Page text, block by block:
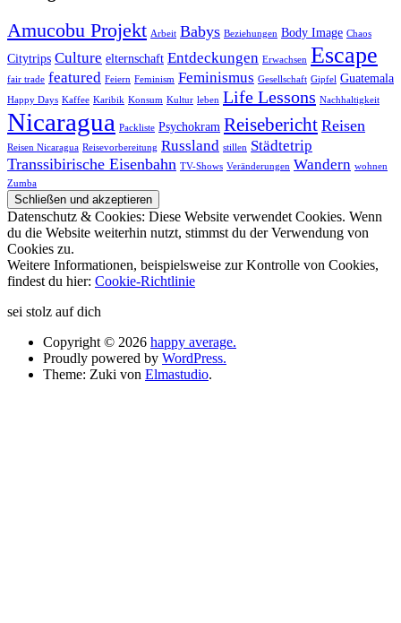
Amucobu Projekt Arbeit Babys Beziehungen Body Image Chaos
Citytrips Culture elternschaft Entdeckungen Erwachsen Escape
fair trade featured Feiern Feminism Feminismus Gesellschaft Gipfel Guatemala
Happy Days Kaffee Karibik Konsum Kultur leben Life Lessons Nachhaltigkeit
Nicaragua Packliste Psychokram Reisebericht Reisen
Reisen Nicaragua Reisevorbereitung Russland stillen Städtetrip
Transsibirische Eisenbahn TV-Shows Veränderungen Wandern wohnen
Zumba
Datenschutz & Cookies: Diese Website verwendet Cookies. Wenn
du die Website weiterhin nutzt, stimmst du der Verwendung von
Cookies zu.
Weitere Informationen, beispielsweise zur Kontrolle von Cookies,
findest du hier: Cookie-Richtlinie
sei stolz auf dich
Copyright © 2026 happy average.
Proudly powered by WordPress.
Theme: Zuki von Elmastudio.